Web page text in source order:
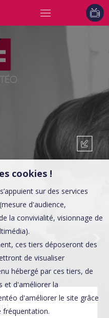
cookies !
sur des services
d'audience,
la convivialité, visionnage de
ces tiers déposeront des
de visualiser
hébergé par ces tiers, de
et d'améliorer la
d'améliorer le site grâce
fréquentation.